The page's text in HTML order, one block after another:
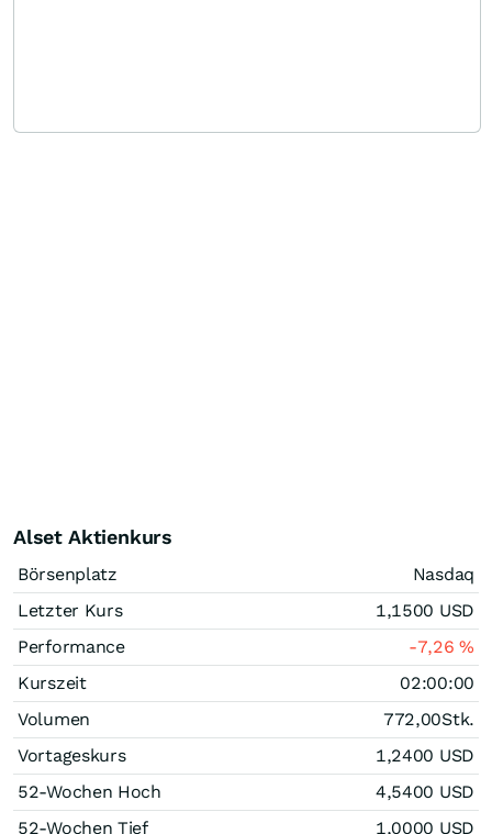
Alset Aktienkurs
Börsenplatz
Nasdaq
Letzter Kurs
1,1500 USD
Performance
-7,26%
Kurszeit
02:00:00
Volumen
772,00Stk.
Vortageskurs
1,2400 USD
52-Wochen Hoch
4,5400 USD
52-Wochen Tief
1,0000 USD